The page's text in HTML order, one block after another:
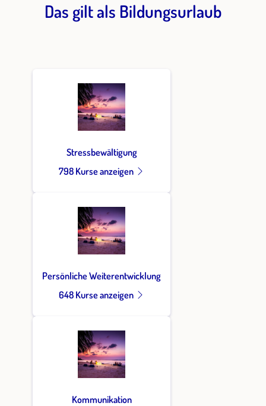
Das gilt als Bildungsurlaub
Stressbewältigung
798 Kurse anzeigen
Persönliche Weiterentwicklung
648 Kurse anzeigen
Kommunikation